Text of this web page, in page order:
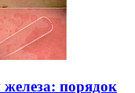
порядок